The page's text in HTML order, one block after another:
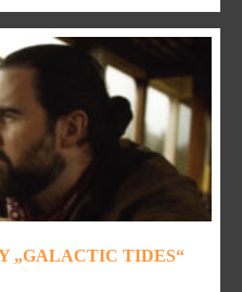
„GALACTIC TIDES“